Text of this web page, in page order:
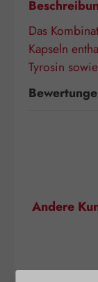
Das
Kapseln
Tyrosin
Produktgalerie
Andere